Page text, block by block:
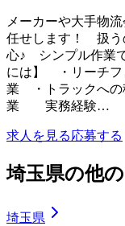
メーカーや大手物
任せします！ 扱う
心♪ シンプル作業
には】 ・リーチフ
業 ・トラックへの
業 実務経験…
求人を見る応募する
埼玉県の他
埼玉県